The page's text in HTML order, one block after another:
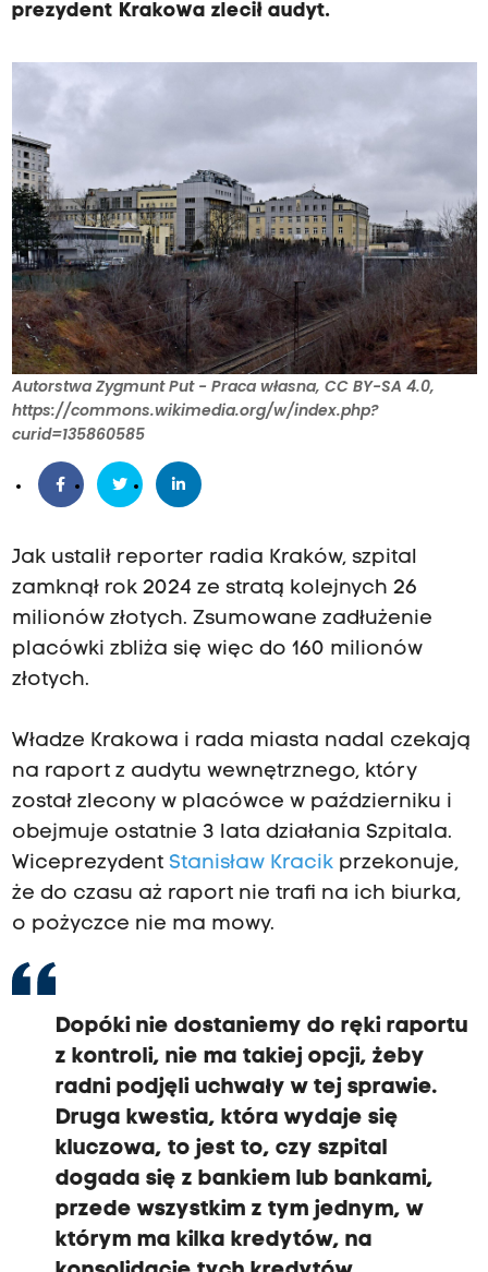
prezydent Krakowa zlecił audyt.
Autorstwa Zygmunt Put - Praca własna, CC BY-SA 4.0,
https://commons.wikimedia.org/w/index.php?
curid=135860585
Jak ustalił reporter radia Kraków, szpital
zamknął rok 2024 ze stratą kolejnych 26
milionów złotych. Zsumowane zadłużenie
placówki zbliża się więc do 160 milionów
złotych.
Władze Krakowa i rada miasta nadal czekają
na raport z audytu wewnętrznego, który
został zlecony w placówce w październiku i
obejmuje ostatnie 3 lata działania Szpitala.
Wiceprezydent Stanisław Kracikprzekonuje,
że do czasu aż raport nie trafi na ich biurka,
o pożyczce nie ma mowy.
Dopóki nie dostaniemy do ręki raportu
z kontroli, nie ma takiej opcji, żeby
radni podjęli uchwały w tej sprawie.
Druga kwestia, która wydaje się
kluczowa, to jest to, czy szpital
dogada się z bankiem lub bankami,
przede wszystkim z tym jednym, w
którym ma kilka kredytów, na